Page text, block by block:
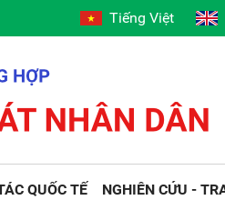
Tiếng Việt
QUỐC TẾ NGHIÊN CỨU -